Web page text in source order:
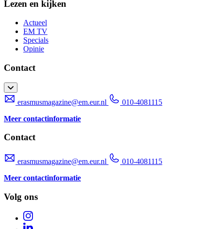
Lezen en kijken
Actueel
EM TV
Specials
Opinie
Contact
erasmusmagazine@em.eur.nl
010-4081115
Meer contactinformatie
Contact
erasmusmagazine@em.eur.nl
010-4081115
Meer contactinformatie
Volg ons